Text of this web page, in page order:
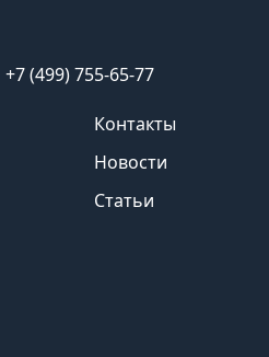
+7 (499) 755-65-77
Контакты
Новости
Статьи